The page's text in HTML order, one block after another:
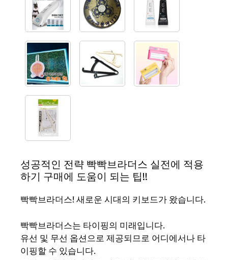
성공적인 전략 빡빡브라더스 실전에 적용
하기 구매에 도움이 되는 팁!!
빡빡브라더스! 새로운 시대의 키보드가 왔습니다.
빡빡브라더스는 타이핑의 미래입니다.
유선 및 무선 옵션으로 제공되므로 어디에서나 타
이핑할 수 있습니다.